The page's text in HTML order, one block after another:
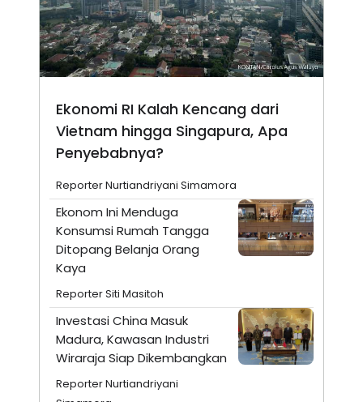
Ekonomi RI Kalah Kencang dari
Vietnam hingga Singapura, Apa
Penyebabnya?
Reporter Nurtiandriyani Simamora
Ekonom Ini Menduga
Konsumsi Rumah Tangga
Ditopang Belanja Orang
Kaya
Reporter Siti Masitoh
Investasi China Masuk
Madura, Kawasan Industri
Wiraraja Siap Dikembangkan
Reporter Nurtiandriyani